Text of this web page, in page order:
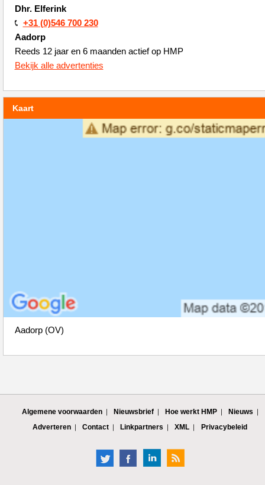
Dhr. Elferink
+31 (0)546 700 230
Aadorp
Reeds 12 jaar en 6 maanden actief op HMP
Bekijk alle advertenties
Kaart
Aadorp (OV)
Algemene voorwaarden Nieuwsbrief Hoe werkt HMP
Nieuws
Adverteren
Contact Linkpartners XML Privacybeleid